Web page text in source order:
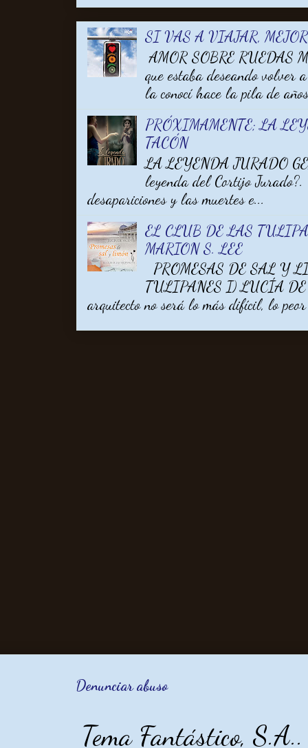
SI VAS A VIAJAR,
AMOR SOBRE RUEDAS
que estaba deseando volver
la conocí hace la pila de
PRÓXIMAMENTE; LA
TACÓN
LA LEYENDA JURADO
leyenda del Cortijo
desapariciones y las muertes e...
EL CLUB DE LAS
MARION S. LEE
PROMESAS DE SAL Y
TULIPANES I) LUCÍA DE
arquitecto no será lo más difícil, lo
Denunciar abuso
Tema Fantástico,